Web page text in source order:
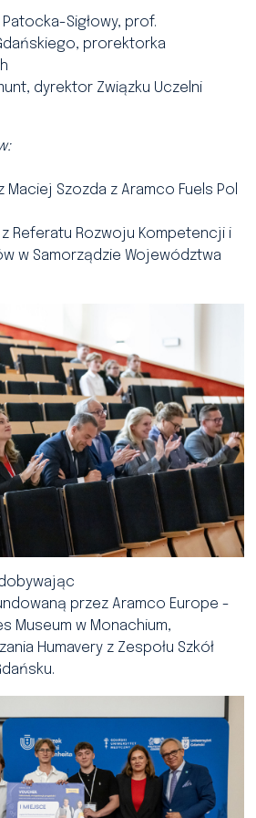
Sigłowy, prof.
prorektorka
dyrektor Związku Uczelni
Szozda z Aramco Fuels Pol
z Referatu Rozwoju Kompetencji i
w Samorządzie Województwa
przez Aramco Europe -
Museum w Monachium,
Humavery z Zespołu Szkół